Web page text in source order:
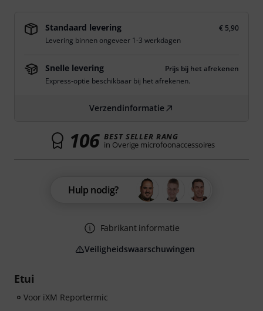
Etui
Voor iXM Reportermic
Standaard levering
€ 5,90
Levering binnen ongeveer 1-3 werkdagen
Snelle levering
Prijs bij het afrekenen
Express-optie beschikbaar bij het afrekenen.
Verzendinformatie
106 BEST SELLER RANG
in Overige microfoonaccessoires
Hulp nodig?
Fabrikant informatie
Veiligheidswaarschuwingen